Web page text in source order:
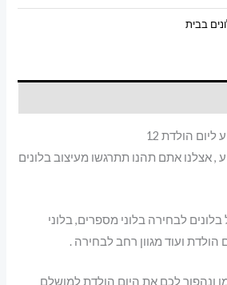
בבית
הולדת 12
, אצלנו אתם תהנו תתרגשו מעיצוב בלונים
לבחירה בלוני מספרים, בלוני
הולדת ועוד מגוון רחב לבחירה .
ונהפוך לכם את היום הולדת למושלם